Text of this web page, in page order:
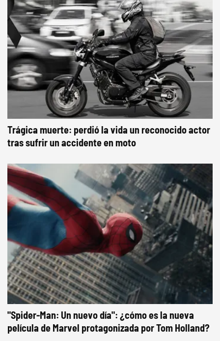
Trágica muerte: perdió la vida un reconocido actor
tras sufrir un accidente en moto
"Spider-Man: Un nuevo día": ¿cómo es la nueva
película de Marvel protagonizada por Tom Holland?